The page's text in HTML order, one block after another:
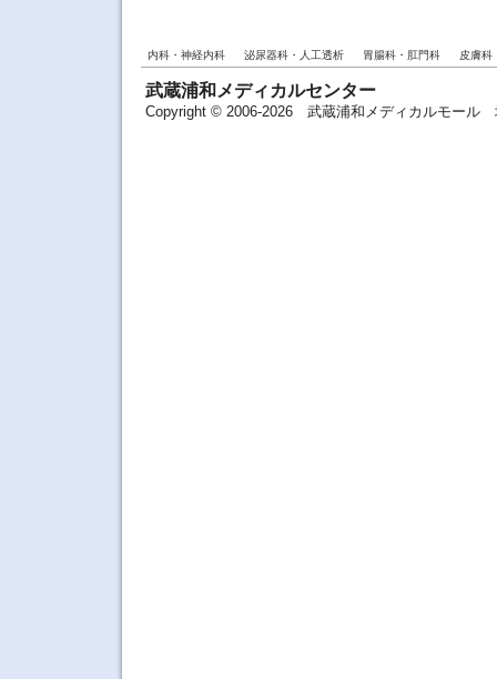
内科・神経内科 泌尿器科・人工透析 胃腸科・肛門科 皮膚科
武蔵浦和メディカルセンター
Copyright © 2006-2026 武蔵浦和メディカルモール